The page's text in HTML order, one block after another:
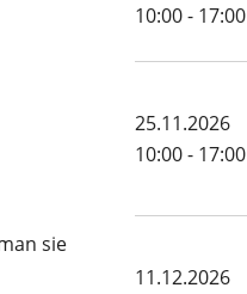
sie
10:00 - 17:00
25.11.2026
10:00 - 17:00
11.12.2026